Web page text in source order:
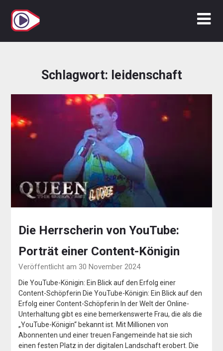
Inhalt
springen
Schlagwort: leidenschaft
Die Herrscherin von YouTube:
Porträt einer Content-Königin
Veröffentlicht am 30 November 2024
Die YouTube-Königin: Ein Blick auf den Erfolg einer
Content-Schöpferin Die YouTube-Königin: Ein Blick auf den
Erfolg einer Content-Schöpferin In der Welt der Online-
Unterhaltung gibt es eine bemerkenswerte Frau, die als die
„YouTube-Königin“ bekannt ist. Mit Millionen von
Abonnenten und einer treuen Fangemeinde hat sie sich
einen festen Platz in der digitalen Landschaft erobert. Die